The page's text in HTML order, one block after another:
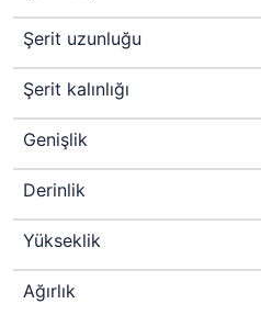
Şerit uzunluğu
Şerit kalınlığı
Genişlik
Derinlik
Yükseklik
Ağırlık